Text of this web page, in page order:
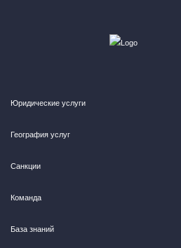
Юридические услуги
География услуг
Санкции
Команда
База знаний